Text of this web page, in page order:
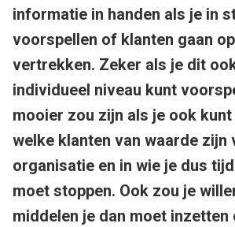
informatie in handen als je in
voorspellen of klanten gaan
vertrekken. Zeker als je dit
individueel niveau kunt
mooier zou zijn als je ook
welke klanten van waarde zijn
organisatie en in wie je dus
moet stoppen. Ook zou je
middelen je dan moet inzetten